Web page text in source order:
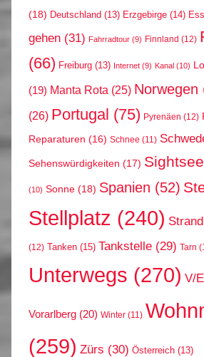
(18) Deutschland (13) Erzgebirge (14)
gehen (31) Fahrradtour (9) Finnland (12)
(66) Freiburg (13) Internet (9) Kanal (10)
(19) Manta Rota (25) Norwegen
(26) Portugal (75) Pyrenäen (12)
Reparaturen (16) Schnee (11)
Sehenswürdigkeiten (17)
(10) Sonne (18) Spanien (52)
Stellplatz (240) Strand
(12) Tanken (15) Tankstelle (29) Tarn
Unterwegs (270) V/
Vorarlberg (20) Winter (11)
(259) Zürs (30) Österreich (13)